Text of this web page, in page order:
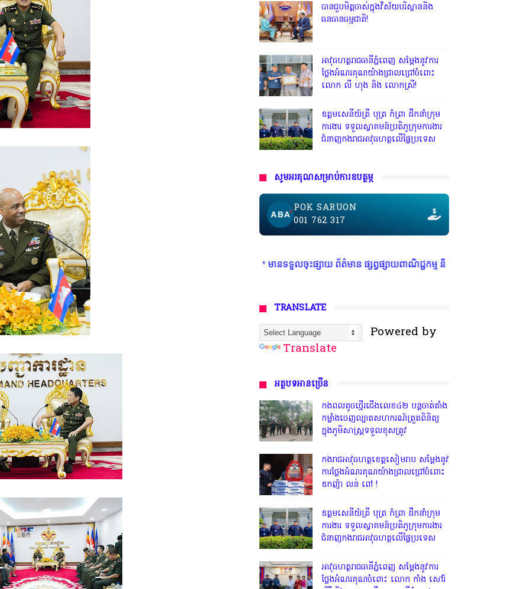
បានជួបមិត្តចាស់ក្នុងវិស័យបរិស្ថាននិង
ធនធានធម្មជាតិ!
អាវុធហត្ថរាជធានីភ្នំពេញ សម្តែងនូវការ
ថ្លែងអំណរគុណយ៉ាងជ្រាលជ្រៅចំពោះ
លោក លី ហុង និង លោកស្រី!
ឧត្តមសេនីយ៍ត្រី បុត្រ កំព្រា ដឹកនាំក្រុម
ការងារ ទទួលស្វាគមន៍ប្រតិភូក្រុមការងារ
ជំនាញកងរាជអាវុធហត្ថលើផ្ទៃប្រទេស
សូមអរគុណសម្រាប់ការឧបត្ថម្ភ
POK SARUON
001 762 317
ងនៃស្ថាបនា គោរពច្បាប់ និង សេរីភាពសារព័ត៌មាន * មានទទួលចុះផ្សាយ ព័ត៌មាន ផ្សព្វផ្សាយពាណិជ្ជកម្ម និងរចនាគេហទំព័រ Tel:017959101
TRANSLATE
Powered by
Translate
អត្ថបទអានច្រើន
កងពលតូចថ្មើរជើងលេខ៤២ បន្តចាត់តាំង
កម្លាំងចេញល្បាតសហករណ៍ត្រួតពិនិត្យ
ក្នុងភូមិសាស្រ្តទទួលខុសត្រូវ
កងរាជអាវុធហត្ថខេត្តសៀមរាប សម្តែងនូវ
ការថ្លែងអំណរគុណយ៉ាងជ្រាលជ្រៅចំពោះ
ឧកញ៉ា លន់ ពៅ !
ឧត្តមសេនីយ៍ត្រី បុត្រ កំព្រា ដឹកនាំក្រុម
ការងារ ទទួលស្វាគមន៍ប្រតិភូក្រុមការងារ
ជំនាញកងរាជអាវុធហត្ថលើផ្ទៃប្រទេស
អាវុធហត្ថរាជធានីភ្នំពេញ សម្តែងនូវការ
ថ្លែងអំណរគុណចំពោះ លោក កាំង សៅរ៍